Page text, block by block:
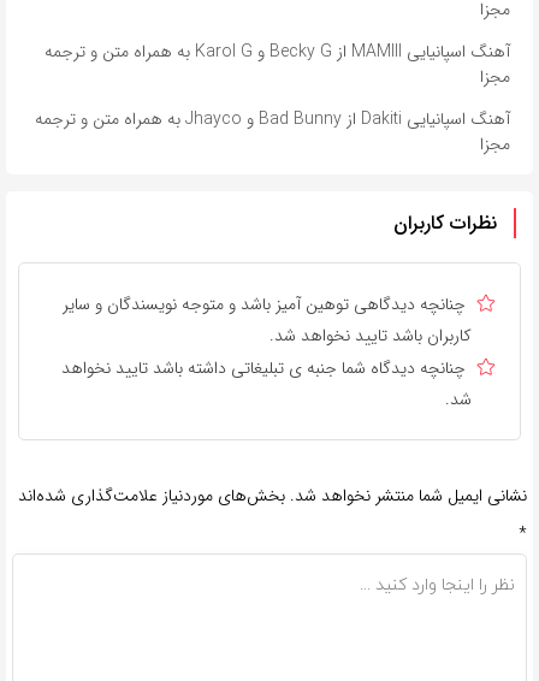
مجزا
آهنگ اسپانیایی MAMIII از Becky G و Karol G به همراه متن و ترجمه
مجزا
آهنگ اسپانیایی Dakiti از Bad Bunny و Jhayco به همراه متن و ترجمه
مجزا
نظرات کاربران
چنانچه دیدگاهی توهین آمیز باشد و متوجه نویسندگان و سایر
کاربران باشد تایید نخواهد شد.
چنانچه دیدگاه شما جنبه ی تبلیغاتی داشته باشد تایید نخواهد
شد.
نشانی ایمیل شما منتشر نخواهد شد. بخش‌های موردنیاز علامت‌گذاری شده‌اند
*